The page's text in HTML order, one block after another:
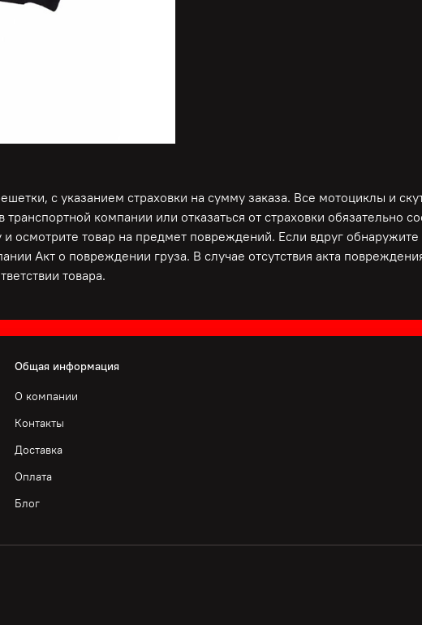
с указанием страховки на сумму заказа. Все мотоциклы и
компании или отказаться от страховки
и осмотрите товар на предмет повреждений. Если вдруг
Акт о повреждении груза. В случае отсутствия акта
товара.
Общая информация
О компании
Контакты
Доставка
Оплата
Блог